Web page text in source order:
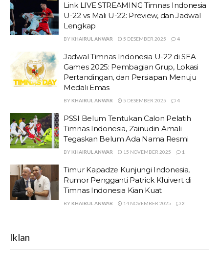
Link LIVE STREAMING Timnas Indonesia
U-22 vs Mali U-22: Preview, dan Jadwal
Lengkap
BY KHAIRUL ANWAR 5 DESEMBER 2025 4
Jadwal Timnas Indonesia U-22 di SEA
Games 2025: Pembagian Grup, Lokasi
Pertandingan, dan Persiapan Menuju
Medali Emas
BY KHAIRUL ANWAR 5 DESEMBER 2025 4
PSSI Belum Tentukan Calon Pelatih
Timnas Indonesia, Zainudin Amali
Tegaskan Belum Ada Nama Resmi
BY KHAIRUL ANWAR 15 NOVEMBER 2025 1
Timur Kapadze Kunjungi Indonesia,
Rumor Pengganti Patrick Kluivert di
Timnas Indonesia Kian Kuat
BY KHAIRUL ANWAR 14 NOVEMBER 2025 2
Iklan